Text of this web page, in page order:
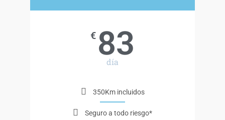
€ 83
día
350Km incluidos
Seguro a todo riesgo*